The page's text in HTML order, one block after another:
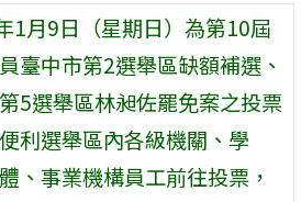
1月9日（星期日）為第10屆
臺中市第2選舉區缺額補選、
5選舉區林昶佐罷免案之投票
利選舉區內各級機關、學
、事業機構員工前往投票，